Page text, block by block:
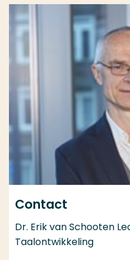
Contact
Dr. Erik van Schooten
Taalontwikkeling